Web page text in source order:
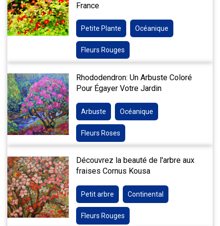
France
Petite Plante Océanique
Fleurs Rouges
Rhododendron: Un Arbuste Coloré
Pour Égayer Votre Jardin
Arbuste Océanique
Fleurs Roses
Découvrez la beauté de l'arbre aux
fraises Cornus Kousa
Petit arbre Continental
Fleurs Rouges